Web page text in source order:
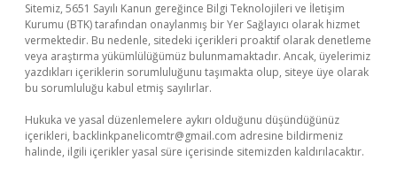
Sitemiz, 5651 Sayılı Kanun gereğince Bilgi Teknolojileri ve İletişim
Kurumu (BTK) tarafından onaylanmış bir Yer Sağlayıcı olarak hizmet
vermektedir. Bu nedenle, sitedeki içerikleri proaktif olarak denetleme
veya araştırma yükümlülüğümüz bulunmamaktadır. Ancak, üyelerimiz
yazdıkları içeriklerin sorumluluğunu taşımakta olup, siteye üye olarak
bu sorumluluğu kabul etmiş sayılırlar.
Hukuka ve yasal düzenlemelere aykırı olduğunu düşündüğünüz
içerikleri, backlinkpanelicomtr@gmail.com adresine bildirmeniz
halinde, ilgili içerikler yasal süre içerisinde sitemizden kaldırılacaktır.